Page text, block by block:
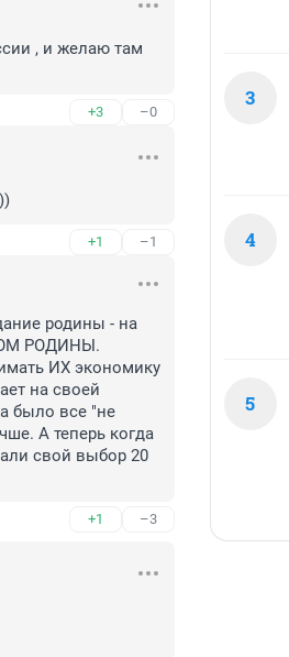
, и желаю там
+3 –0
+1 –1
родины - на
РОДИНЫ.
ИХ экономику
на своей
было все "не
А теперь когда
свой выбор 20
+1 –3
3
4
5